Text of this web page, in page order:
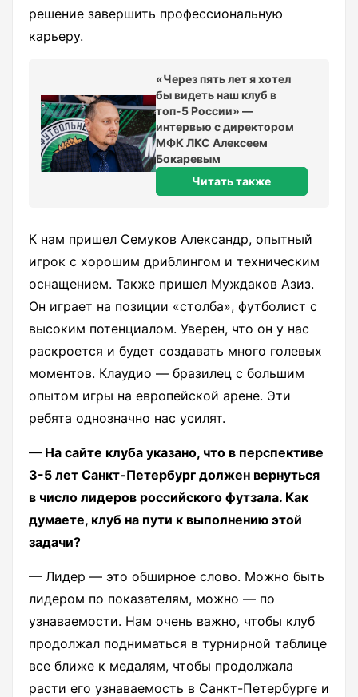
решение завершить профессиональную
карьеру.
«Через пять лет я хотел
бы видеть наш клуб в
топ-5 России» —
интервью с директором
МФК ЛКС Алексеем
Бокаревым
Читать также
К нам пришел Семуков Александр, опытный
игрок с хорошим дриблингом и техническим
оснащением. Также пришел Муждаков Азиз.
Он играет на позиции «столба», футболист с
высоким потенциалом. Уверен, что он у нас
раскроется и будет создавать много голевых
моментов. Клаудио — бразилец с большим
опытом игры на европейской арене. Эти
ребята однозначно нас усилят.
— На сайте клуба указано, что в перспективе
3-5 лет Санкт-Петербург должен вернуться
в число лидеров российского футзала. Как
думаете, клуб на пути к выполнению этой
задачи?
— Лидер — это обширное слово. Можно быть
лидером по показателям, можно — по
узнаваемости. Нам очень важно, чтобы клуб
продолжал подниматься в турнирной таблице
все ближе к медалям, чтобы продолжала
расти его узнаваемость в Санкт-Петербурге и